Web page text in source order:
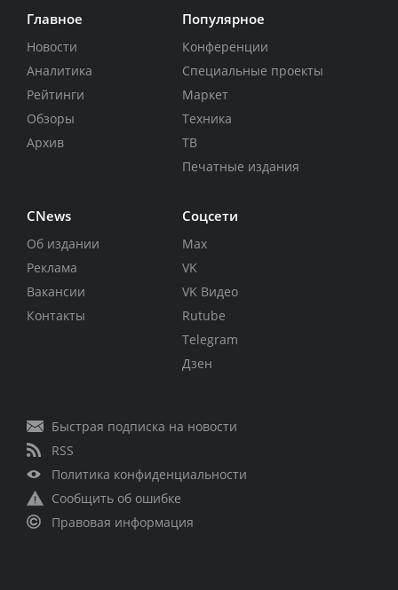
Главное
Новости
Аналитика
Рейтинги
Обзоры
Архив
Популярное
Конференции
Специальные проекты
Маркет
Техника
ТВ
Печатные издания
CNews
Об издании
Реклама
Вакансии
Контакты
Соцсети
Max
VK
VK Видео
Rutube
Telegram
Дзен
Быстрая подписка на новости
RSS
Политика конфиденциальности
Сообщить об ошибке
Правовая информация